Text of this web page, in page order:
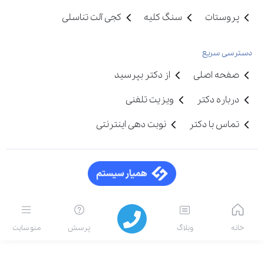
پروستات
سنگ کلیه کجی آلت تناسلی
دسترسی سریع
صفحه اصلی
از دکتر بپرسید
درباره دکتر
ویزیت تلفنی
تماس با دکتر
نوبت دهی اینترنتی
خانه وبلاگ پرسش منو سایت